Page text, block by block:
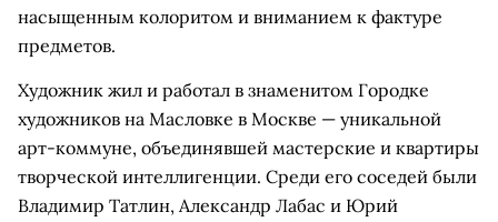
насыщенным колоритом и вниманием к фактуре
предметов.
Художник жил и работал в знаменитом Городке
художников на Масловке в Москве — уникальной
арт-коммуне, объединявшей мастерские и квартиры
творческой интеллигенции. Среди его соседей были
Владимир Татлин, Александр Лабас и Юрий